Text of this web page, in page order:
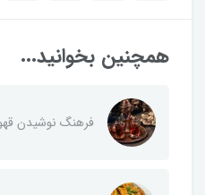
همچنین بخوانید...
فرهنگ نوشیدن